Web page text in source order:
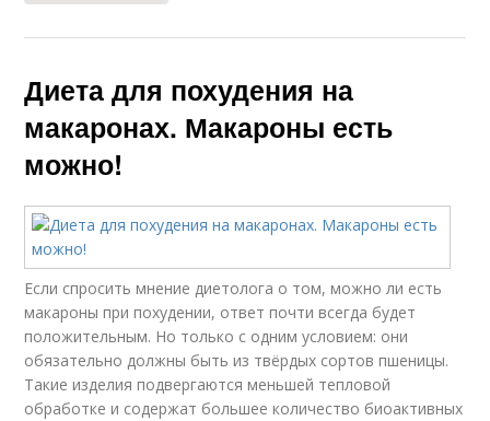
Диета для похудения на
макаронах. Макароны есть
можно!
Если спросить мнение диетолога о том, можно ли есть
макароны при похудении, ответ почти всегда будет
положительным. Но только с одним условием: они
обязательно должны быть из твёрдых сортов пшеницы.
Такие изделия подвергаются меньшей тепловой
обработке и содержат большее количество биоактивных